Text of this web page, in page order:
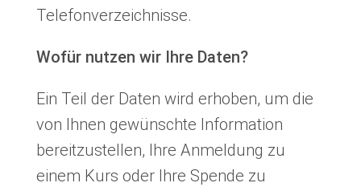
Telefonverzeichnisse.
Wofür nutzen wir Ihre Daten?
Ein Teil der Daten wird erhoben, um die
von Ihnen gewünschte Information
bereitzustellen, Ihre Anmeldung zu
einem Kurs oder Ihre Spende zu